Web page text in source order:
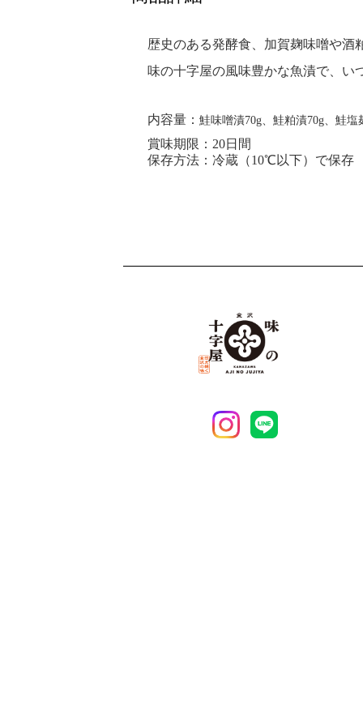
歴史のある発酵食、加賀麹味噌や酒
味の十字屋の風味豊かな魚漬で、い
内容量： 鮭味噌漬70g、鮭粕漬70g、鮭
賞味期限：20日間
保存方法：冷蔵（10℃以下）で保存